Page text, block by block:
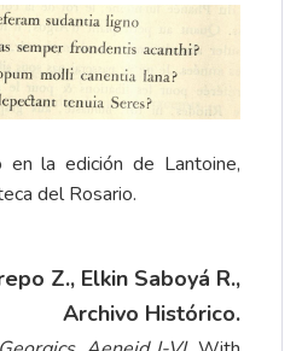
la edición de Lantoine,
del Rosario.
Z., Elkin Saboyá R.,
Archivo Histórico.